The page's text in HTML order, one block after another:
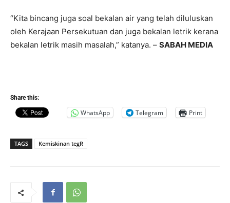
“Kita bincang juga soal bekalan air yang telah diluluskan
oleh Kerajaan Persekutuan dan juga bekalan letrik kerana
bekalan letrik masih masalah,” katanya. – SABAH MEDIA
Share this:
WhatsApp Telegram Print
TAGS Kemiskinan tegR